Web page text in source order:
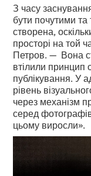
З часу
бути почутими
створена,
просторі на той
Петров. — Вона
втілили принцип
публікування. У
рівень
через механізм
серед
цьому виросли».